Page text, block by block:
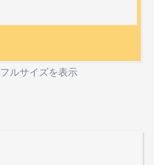
ルサイズを表示